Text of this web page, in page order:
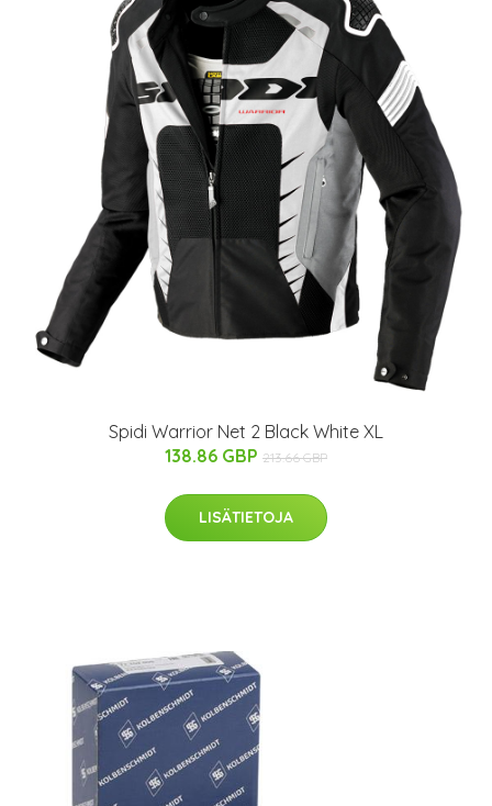
Spidi Warrior Net 2 Black White XL
138.86 GBP 213.66 GBP
LISÄTIETOJA